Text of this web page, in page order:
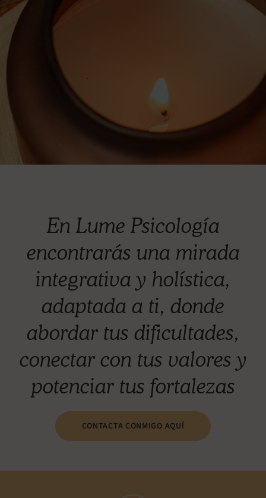
En Lume Psicología
encontrarás una mirada
integrativa y holística,
adaptada a ti, donde
abordar tus dificultades,
conectar con tus valores y
potenciar tus fortalezas
CONTACTA CONMIGO AQUÍ